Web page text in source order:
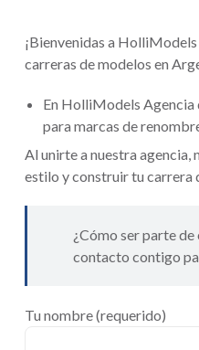
¡Bienvenidas a
carreras de modelos en
En HolliModels Agencia
para marcas de
Al unirte a nuestra agencia,
estilo y construir tu carrera
¿Cómo ser parte
contacto contigo
Tu nombre (requerido)